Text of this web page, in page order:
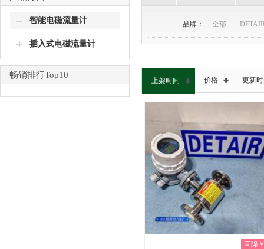
智能电磁流量计
插入式电磁流量计
畅销排行Top10
品牌： 全部
上架时间 价格 更新
直降